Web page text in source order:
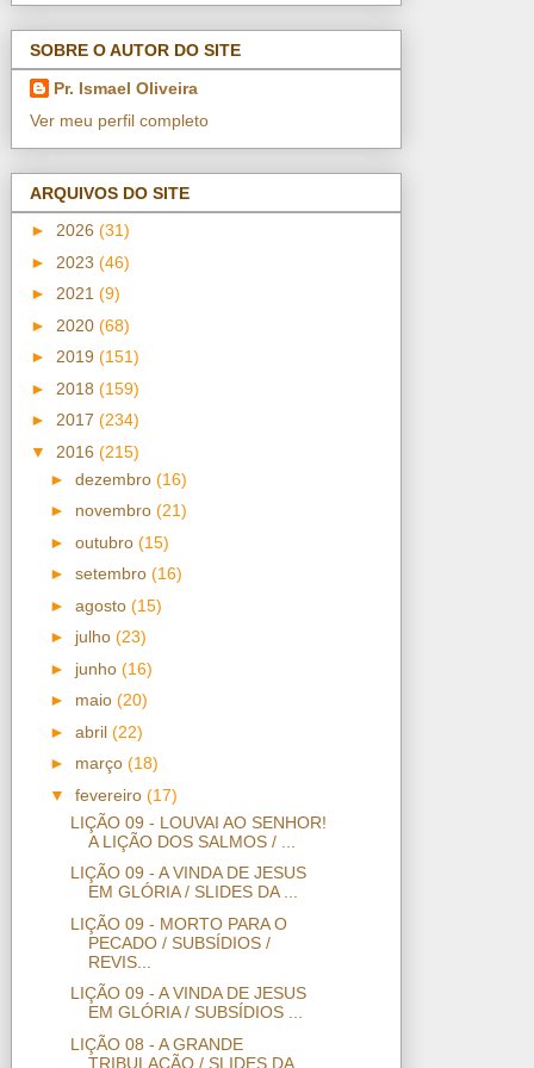
SOBRE O AUTOR DO SITE
Pr. Ismael Oliveira
Ver meu perfil completo
ARQUIVOS DO SITE
► 2026 (31)
► 2023 (46)
► 2021 (9)
► 2020 (68)
► 2019 (151)
► 2018 (159)
► 2017 (234)
▼ 2016 (215)
►dezembro(16)
► novembro(21)
►outubro(15)
►setembro(16)
►agosto(15)
► julho(23)
► junho(16)
► maio(20)
►abril(22)
► março(18)
▼fevereiro(17)
LIÇÃO 09 - LOUVAI AO SENHOR!
A LIÇÃO DOS SALMOS / ...
LIÇÃO 09 - A VINDA DE JESUS
EM GLÓRIA / SLIDES DA ...
LIÇÃO 09 - MORTO PARA O
PECADO / SUBSÍDIOS /
REVIS...
LIÇÃO 09 - A VINDA DE JESUS
EM GLÓRIA / SUBSÍDIOS ...
LIÇÃO 08 - A GRANDE
TRIBULAÇÃO / SLIDES DA